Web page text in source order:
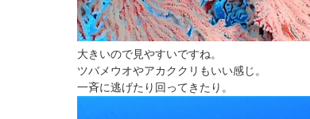
大きいので見やすいですね。
ツバメウオやアカククリもいい感じ。
一斉に逃げたり回ってきたり。